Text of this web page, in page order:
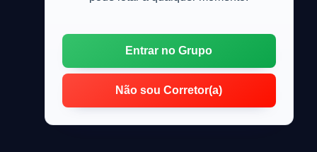
Entrar no Grupo
Não sou Corretor(a)